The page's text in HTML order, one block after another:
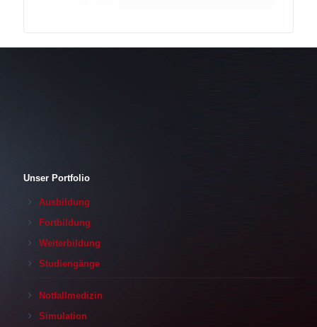
Unser Portfolio
Ausbildung
Fortbildung
Weiterbildung
Studiengänge
Notfallmedizin
Simulation